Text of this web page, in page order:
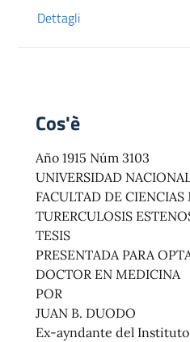
Dettagli
Cos'è
Año 1915 Núm 3103
UNIVERSIDAD
FACULTAD DE CIENCIAS
TURERCULOSIS
TESIS
PRESENTADA PARA
DOCTOR EN MEDICINA
POR
JUAN B. DUODO
Ex-ayndante del